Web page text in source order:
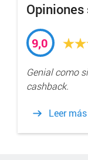
9,0
Genial como
cashback.
Leer